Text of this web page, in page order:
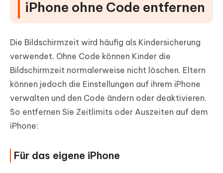
iPhone ohne Code entfernen
Die Bildschirmzeit wird häufig als Kindersicherung
verwendet. Ohne Code können Kinder die
Bildschirmzeit normalerweise nicht löschen. Eltern
können jedoch die Einstellungen auf ihrem iPhone
verwalten und den Code ändern oder deaktivieren.
So entfernen Sie Zeitlimits oder Auszeiten auf dem
iPhone:
Für das eigene iPhone